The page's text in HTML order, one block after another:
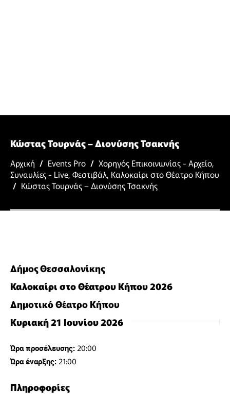
Κώστας Τουρνάς – Διονύσης Τσακνής
Αρχική / Events Pro / Χορηγός Επικοινωνίας - Αρχείο,
Συναυλίες - Live, Φεστιβάλ, Καλοκαίρι στο Θέατρο Κήπου
/ Κώστας Τουρνάς – Διονύσης Τσακνής
Δήμος Θεσσαλονίκης
Καλοκαίρι στο Θέατρου Κήπου 2026
Δημοτικό Θέατρο Κήπου
Κυριακή 21 Ιουνίου 2026
Ώρα προσέλευσης: 20:00
Ώρα έναρξης: 21:00
Πληροφορίες